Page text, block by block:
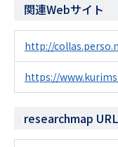
関連Webサイト
http://
https://
researchmap URL